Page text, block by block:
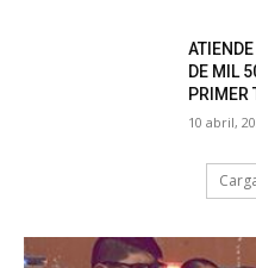
DE MIL
PRIMER
10 abril,